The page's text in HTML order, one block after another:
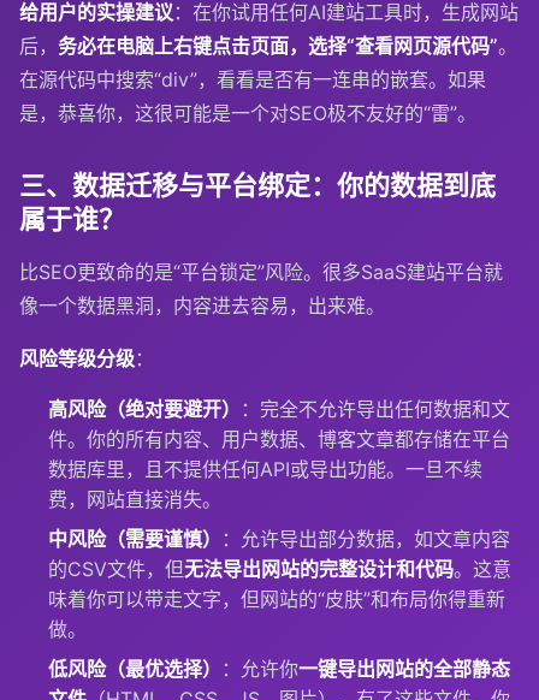
给用户的实操建议：在你试用任何AI建站工具时，生成网站
后， 务必在电脑上右键点击页面，选择“查看网页源代码”。
在源代码中搜索“div”，看看是否有一连串的嵌套。如果
是，恭喜你，这很可能是一个对SEO极不友好的“雷”。
三、数据迁移与平台绑定：你的数据到底
属于谁？
比SEO更致命的是“平台锁定”风险。很多SaaS建站平台就
像一个数据黑洞，内容进去容易，出来难。
风险等级分级：
高风险（绝对要避开）
：完全不允许导出任何数据和文
件。你的所有内容、用户数据、博客文章都存储在平台
数据库里，且不提供任何API或导出功能。一旦不续
费，网站直接消失。
中风险（需要谨慎）
：允许导出部分数据，如文章内容
的CSV文件，但无法导出网站的完整设计和代码。这意
味着你可以带走文字，但网站的“皮肤”和布局你得重新
做。
低风险（最优选择）
：允许你一键导出网站的全部静态